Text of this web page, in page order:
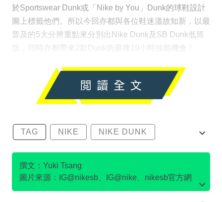
於Sportswear Dunk或「Nike by You」Dunk的球鞋設計
圖上標籤他們。所以今回亦都與各位鞋迷溫故知新，以最
普及的5大分辨重點來分別出Nike Dunk及SB Dunk低筒
版，同時亦都帶來2款Dunk的最後19小時抽籤機會！
TAG NIKE NIKE DUNK
SB DUNK
撰文：Yuki Tsang
圖片來源：IG@nikesb、IG@nike、nikesb官方網
站、Twitter@nikesb截圖、nike官方網站、